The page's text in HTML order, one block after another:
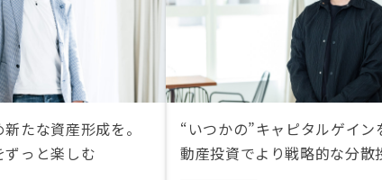
たな資産形成を。
ずっと楽しむ
“いつかの”キャピタルゲイン
動産投資でより戦略的な分散